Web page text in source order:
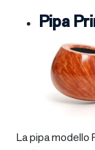
Pipa
La pipa modello